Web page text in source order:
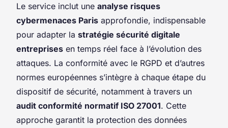
Le service inclut une analyse risques
cybermenaces Paris approfondie, indispensable
pour adapter la stratégie sécurité digitale
entreprises en temps réel face à l’évolution des
attaques. La conformité avec le RGPD et d’autres
normes européennes s’intègre à chaque étape du
dispositif de sécurité, notamment à travers un
audit conformité normatif ISO 27001. Cette
approche garantit la protection des données